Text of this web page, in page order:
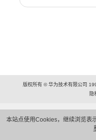
本站点使用Cookies，继续浏览表
版权所有 © 华为技术有限公司
隐